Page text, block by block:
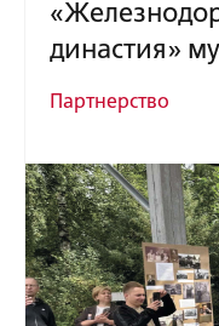
династия»
на 63-й
Партнерство